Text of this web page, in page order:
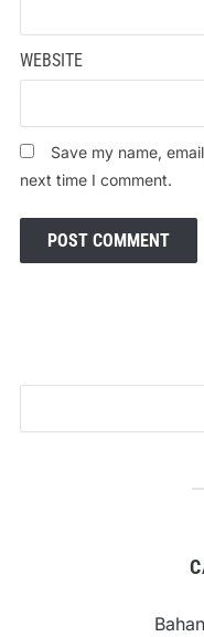
WEBSITE
Save my name,
next time I comment.